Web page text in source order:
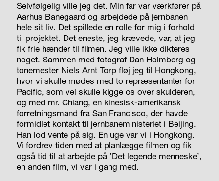
Selvfølgelig ville jeg det. Min far var værkfører på
Aarhus Bane­gaard og arbejdede på jernbanen
hele sit liv. Det spillede en rolle for mig i forhold
til projektet. Det eneste, jeg krævede, var, at jeg
fik frie hænder til filmen. Jeg ville ikke dikteres
noget. Sammen med fotograf Dan Holmberg og
tonemester Niels Arnt Torp fløj jeg til Hongkong,
hvor vi skulle mødes med to repræsentanter for
Pacific, som vel skulle kigge os over skulderen,
og med mr. Chiang, en kinesisk-amerikansk
forretningsmand fra San Francisco, der havde
formidlet kontakt til jernbaneministeriet i Beijing.
Han lod vente på sig. En uge var vi i Hongkong.
Vi fordrev tiden med at planlægge filmen og fik
også tid til at arbejde på ’Det legende menneske’,
en anden film, vi var i gang med.